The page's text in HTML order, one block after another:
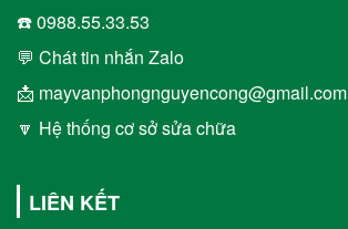
☎️ 0988.55.33.53
💬 Chát tin nhắn Zalo
📩 mayvanphongnguyencong@gmail.com
🔽 Hệ thống cơ sở sửa chữa
LIÊN KẾT